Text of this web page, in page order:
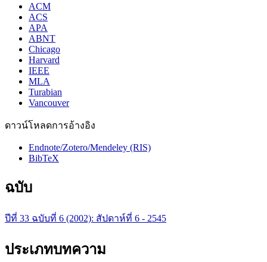
ACM
ACS
APA
ABNT
Chicago
Harvard
IEEE
MLA
Turabian
Vancouver
ดาวน์โหลดการอ้างอิง
Endnote/Zotero/Mendeley (RIS)
BibTeX
ฉบับ
ปีที่ 33 ฉบับที่ 6 (2002): สัปดาห์ที่ 6 - 2545
ประเภทบทความ